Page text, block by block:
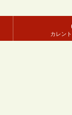
カレン